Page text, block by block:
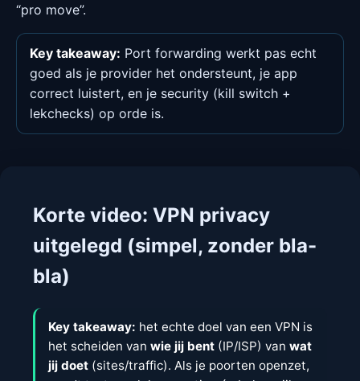
“pro move”.
Key takeaway: Port forwarding werkt pas echt
goed als je provider het ondersteunt, je app
correct luistert, en je security (kill switch +
lekchecks) op orde is.
Korte video: VPN privacy
uitgelegd (simpel, zonder bla-
bla)
Key takeaway: het echte doel van een VPN is
het scheiden van wie jij bent(IP/ISP) van wat
jij doet(sites/traffic). Als je poorten openzet,